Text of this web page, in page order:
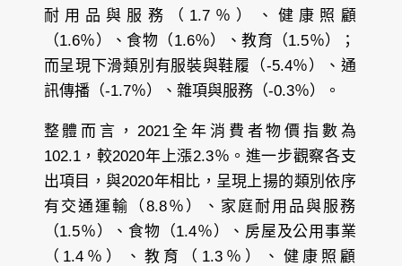
耐用品與服務（1.7％）、健康照顧
（1.6％）、食物（1.6％）、教育（1.5％）；
而呈現下滑類別有服裝與鞋履（-5.4％）、通
訊傳播（-1.7％）、雜項與服務（-0.3％）。
整體而言，2021全年消費者物價指數為
102.1，較2020年上漲2.3％。進一步觀察各支
出項目，與2020年相比，呈現上揚的類別依序
有交通運輸（8.8％）、家庭耐用品與服務
（1.5％）、食物（1.4％）、房屋及公用事業
（1.4％）、教育（1.3％）、健康照顧